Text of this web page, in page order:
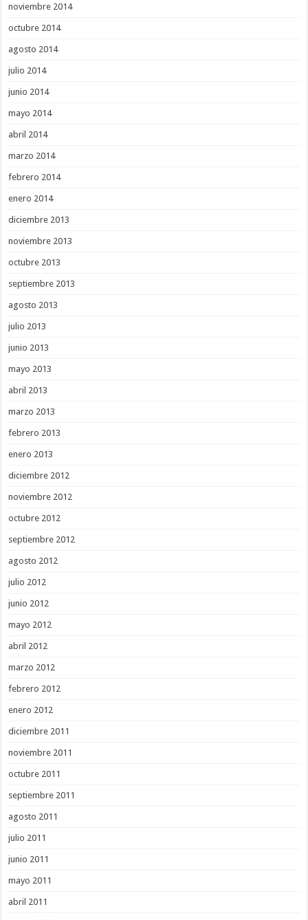
noviembre 2014
octubre 2014
agosto 2014
julio 2014
junio 2014
mayo 2014
abril 2014
marzo 2014
febrero 2014
enero 2014
diciembre 2013
noviembre 2013
octubre 2013
septiembre 2013
agosto 2013
julio 2013
junio 2013
mayo 2013
abril 2013
marzo 2013
febrero 2013
enero 2013
diciembre 2012
noviembre 2012
octubre 2012
septiembre 2012
agosto 2012
julio 2012
junio 2012
mayo 2012
abril 2012
marzo 2012
febrero 2012
enero 2012
diciembre 2011
noviembre 2011
octubre 2011
septiembre 2011
agosto 2011
julio 2011
junio 2011
mayo 2011
abril 2011